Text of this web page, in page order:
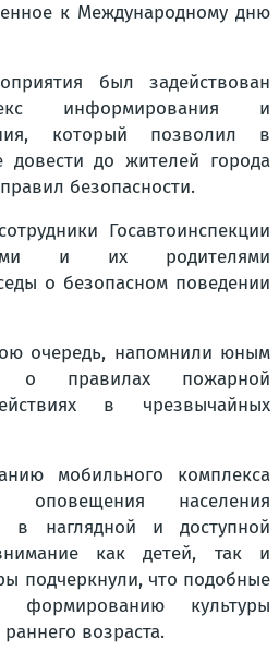
к Международному дню
был задействован
информирования и
который позволил в
довести до жителей города
безопасности.
Госавтоинспекции
и их родителями
о безопасном поведении
очередь, напомнили юным
о правилах пожарной
в чрезвычайных
мобильного комплекса
оповещения населения
в наглядной и доступной
как детей, так и
подчеркнули, что подобные
формированию культуры
возраста.